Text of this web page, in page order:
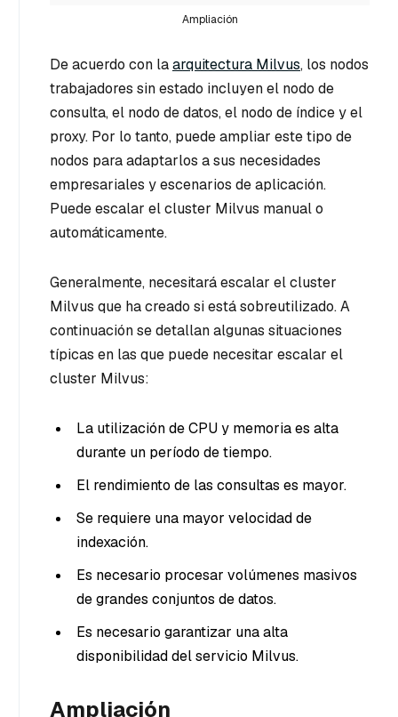
Ampliación
De acuerdo con laarquitectura Milvus, los nodos
trabajadores sin estado incluyen el nodo de
consulta, el nodo de datos, el nodo de índice y el
proxy. Por lo tanto, puede ampliar este tipo de
nodos para adaptarlos a sus necesidades
empresariales y escenarios de aplicación.
Puede escalar el cluster Milvus manual o
automáticamente.
Generalmente, necesitará escalar el cluster
Milvus que ha creado si está sobreutilizado. A
continuación se detallan algunas situaciones
típicas en las que puede necesitar escalar el
cluster Milvus:
La utilización de CPU y memoria es alta
durante un período de tiempo.
El rendimiento de las consultas es mayor.
Se requiere una mayor velocidad de
indexación.
Es necesario procesar volúmenes masivos
de grandes conjuntos de datos.
Es necesario garantizar una alta
disponibilidad del servicio Milvus.
Ampliación